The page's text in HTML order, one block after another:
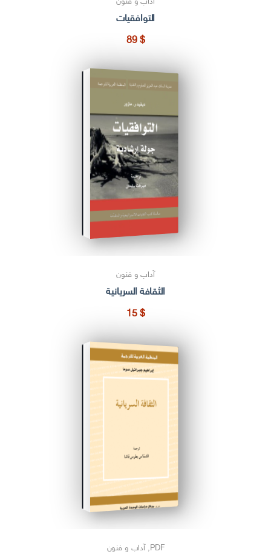
التوافقيات
89 $
آداب و فنون
الثقافة السريانية
15 $
PDF
,آداب و فنون